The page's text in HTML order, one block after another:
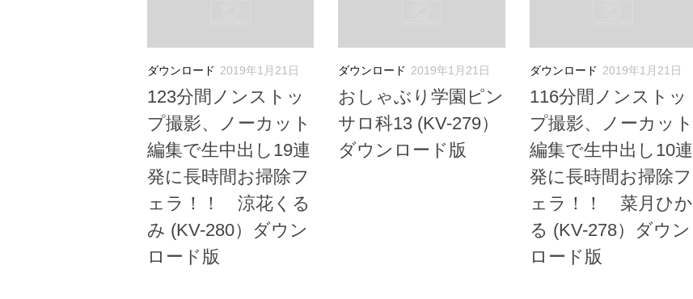
ダウンロード 2019年1月21日
123分間ノンストッ
プ撮影、ノーカット
編集で生中出し19連
発に長時間お掃除フ
ェラ！！ 涼花くる
み (KV-280）ダウン
ロード版
ダウンロード 2019年1月21日
おしゃぶり学園ピン
サロ科13 (KV-279）
ダウンロード版
ダウンロード 2019年1月21日
116分間ノンストッ
プ撮影、ノーカット
編集で生中出し10連
発に長時間お掃除フ
ェラ！！ 菜月ひか
る (KV-278）ダウン
ロード版